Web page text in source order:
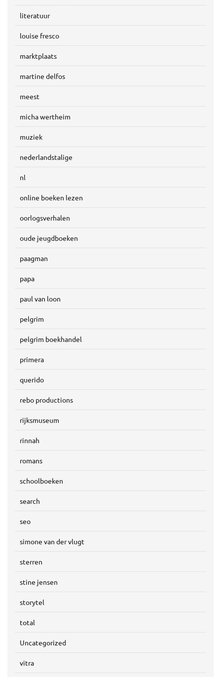
literatuur
louise fresco
marktplaats
martine delfos
meest
micha wertheim
muziek
nederlandstalige
nl
online boeken lezen
oorlogsverhalen
oude jeugdboeken
paagman
papa
paul van loon
pelgrim
pelgrim boekhandel
primera
querido
rebo productions
rijksmuseum
rinnah
romans
schoolboeken
search
seo
simone van der vlugt
sterren
stine jensen
storytel
total
Uncategorized
vitra